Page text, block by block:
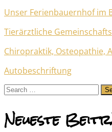
Unser Ferienbauernhof im
Tierärztliche
Chiropraktik, Osteopathie,
Autobeschriftung
Search
for:
Neueste